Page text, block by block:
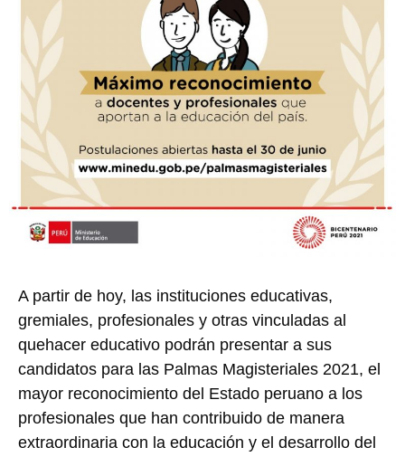
A partir de hoy, las instituciones educativas,
gremiales, profesionales y otras vinculadas al
quehacer educativo podrán presentar a sus
candidatos para las Palmas Magisteriales 2021, el
mayor reconocimiento del Estado peruano a los
profesionales que han contribuido de manera
extraordinaria con la educación y el desarrollo del